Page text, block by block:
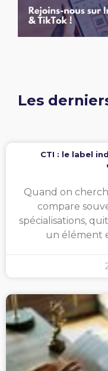
Les
CTI : le label
Quand on
compare
spécialisations,
un élément